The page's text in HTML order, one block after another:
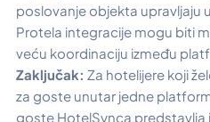
poslovanje objekta upravljaju
Protela integracije mogu biti
veću koordinaciju između
Zaključak: Za hotelijere koji
za goste unutar jedne
goste HotelSynca predstavlja